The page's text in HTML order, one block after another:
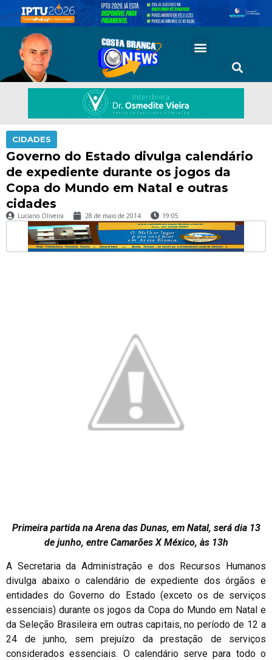
CIDADES
Governo do Estado divulga calendário
de expediente durante os jogos da
Copa do Mundo em Natal e outras
cidades
Luciano Oliveira 28 de maio de 2014 19:05
Primeira partida na Arena das Dunas, em Natal, será dia 13
de junho, entre Camarões X México, às 13h
A Secretaria da Administração e dos Recursos Humanos
divulga abaixo o calendário de expediente dos órgãos e
entidades do Governo do Estado (exceto os de serviços
essenciais) durante os jogos da Copa do Mundo em Natal e
da Seleção Brasileira em outras capitais, no período de 12 a
24 de junho, sem prejuízo da prestação de serviços
considerados essenciais. O calendário serve para todo o